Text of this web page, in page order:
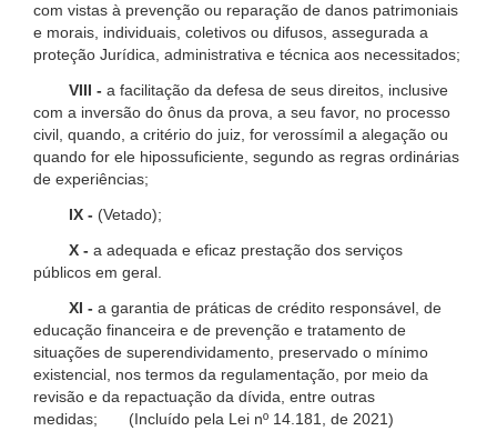
com vistas à prevenção ou reparação de danos patrimoniais
e morais, individuais, coletivos ou difusos, assegurada a
proteção Jurídica, administrativa e técnica aos necessitados;
VIII - a facilitação da defesa de seus direitos, inclusive
com a inversão do ônus da prova, a seu favor, no processo
civil, quando, a critério do juiz, for verossímil a alegação ou
quando for ele hipossuficiente, segundo as regras ordinárias
de experiências;
IX - (Vetado);
X - a adequada e eficaz prestação dos serviços
públicos em geral.
XI - a garantia de práticas de crédito responsável, de
educação financeira e de prevenção e tratamento de
situações de superendividamento, preservado o mínimo
existencial, nos termos da regulamentação, por meio da
revisão e da repactuação da dívida, entre outras
medidas; (Incluído pela Lei nº 14.181, de 2021)